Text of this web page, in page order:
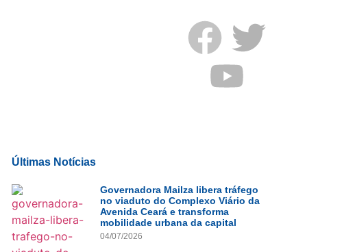
Últimas Notícias
Governadora Mailza libera tráfego
no viaduto do Complexo Viário da
Avenida Ceará e transforma
mobilidade urbana da capital
04/07/2026